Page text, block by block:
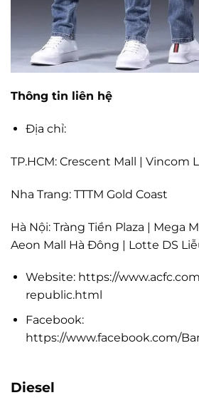
Thông tin liên hệ
Địa chỉ:
TP.HCM: Crescent Mall | Vincom
Nha Trang: TTTM Gold Coast
Hà Nội: Tràng Tiền Plaza | Mega
Aeon Mall Hà Đông | Lotte DS
Website: https://
republic.html
Facebook:
https://www.facebook.com/
Diesel